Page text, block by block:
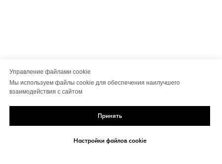
Управление файлами cookie
Мы используем файлы cookie для обеспечения наилучшего
взаимодействия с сайтом
Принять
Настройки файлов cookie